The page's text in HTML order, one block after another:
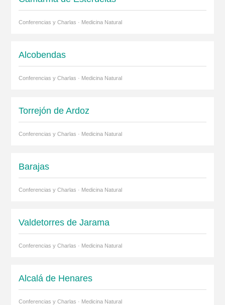
Conferencias y Charlas · Medicina Natural
Alcobendas
Conferencias y Charlas · Medicina Natural
Torrejón de Ardoz
Conferencias y Charlas · Medicina Natural
Barajas
Conferencias y Charlas · Medicina Natural
Valdetorres de Jarama
Conferencias y Charlas · Medicina Natural
Alcalá de Henares
Conferencias y Charlas · Medicina Natural